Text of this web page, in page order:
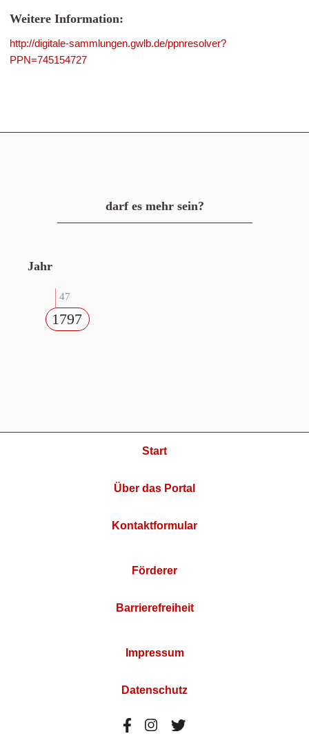
Weitere Information:
http://digitale-sammlungen.gwlb.de/ppnresolver?
PPN=745154727
darf es mehr sein?
Jahr
47
1797
Start
Über das Portal
Kontaktformular
Förderer
Barrierefreiheit
Impressum
Datenschutz